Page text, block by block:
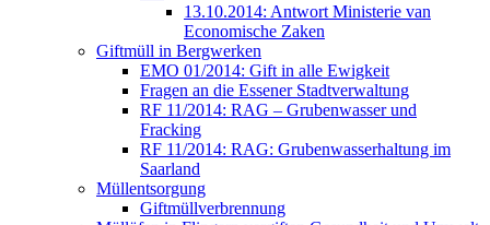
13.10.2014: Antwort Ministerie van
Economische Zaken
Giftmüll in Bergwerken
EMO 01/2014: Gift in alle Ewigkeit
Fragen an die Essener Stadtverwaltung
RF 11/2014: RAG – Grubenwasser und
Fracking
RF 11/2014: RAG: Grubenwasserhaltung im
Saarland
Müllentsorgung
Giftmüllverbrennung